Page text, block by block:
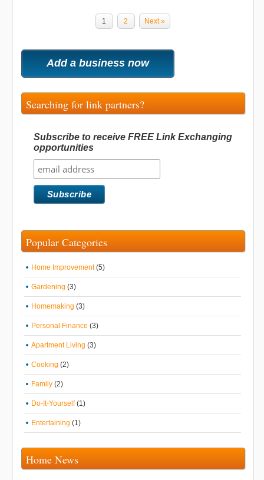
1 2 Next »
Add a business now
Searching for link partners?
Subscribe to receive FREE Link Exchanging
opportunities
Popular Categories
Home Improvement(5)
Gardening (3)
Homemaking (3)
Personal Finance (3)
Apartment Living (3)
Cooking (2)
Family (2)
Do-It-Yourself(1)
Entertaining (1)
Home News